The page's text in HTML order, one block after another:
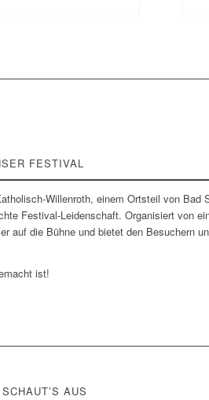
FESTIVAL
Willenroth, einem Ortsteil von Bad
Festival-Leidenschaft. Organisiert von
auf die Bühne und bietet den Besuchern
ist!
AUS